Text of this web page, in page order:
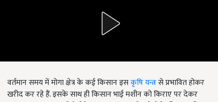
वर्तमान समय में मोगा क्षेत्र के कई किसान इसकृषि यन्त्रसे प्रभावित होकर
खरीद कर रहे हैं. इसके साथ ही किसान भाई मशीन को किराए पर देकर